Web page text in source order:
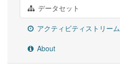
データセット
アクティビティストリーム
About